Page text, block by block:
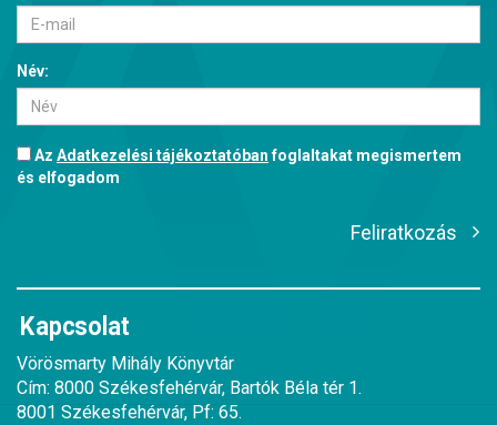
Név:
Az Adatkezelési tájékoztatóbanfoglaltakat megismertem
és elfogadom
Feliratkozás
Kapcsolat
Vörösmarty Mihály Könyvtár
Cím: 8000 Székesfehérvár, Bartók Béla tér 1.
8001 Székesfehérvár, Pf: 65.